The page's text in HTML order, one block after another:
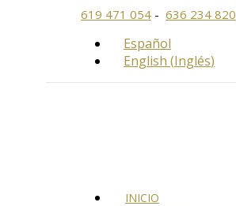
contenido
619 471 054 - 636 234 820
Español
English (Inglés)
INICIO